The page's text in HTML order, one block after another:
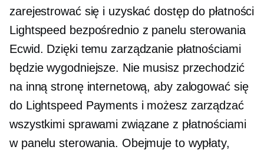
zarejestrować się i uzyskać dostęp do płatności
Lightspeed bezpośrednio z panelu sterowania
Ecwid. Dzięki temu zarządzanie płatnościami
będzie wygodniejsze. Nie musisz przechodzić
na inną stronę internetową, aby zalogować się
do Lightspeed Payments i możesz zarządzać
wszystkimi sprawami związane z płatnościami
w panelu sterowania. Obejmuje to wypłaty,